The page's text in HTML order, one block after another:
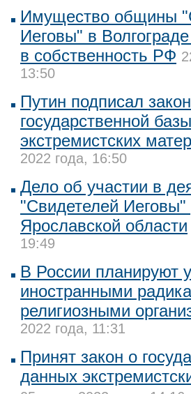
Имущество общины
Иеговы" в
в собственность РФ
13:50
Путин подписал
государственной
экстремистских
2022 года, 16:50
Дело об участии в
"Свидетелей Иеговы"
Ярославской области
19:49
В России планируют
иностранными
религиозными
2022 года, 11:31
Принят закон о
данных